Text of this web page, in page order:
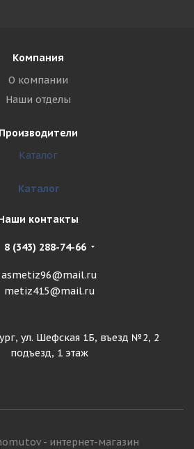
Компания
О компании
Наши отделы
Производители
Каталог
Каталог
контакты
8 (343) 288-74-66
asmetiz96@mail.ru
metiz415@mail.ru
ул. Шефская 1Б, въезд №2, 2
подъезд, 1 этаж
- интернет-магазин